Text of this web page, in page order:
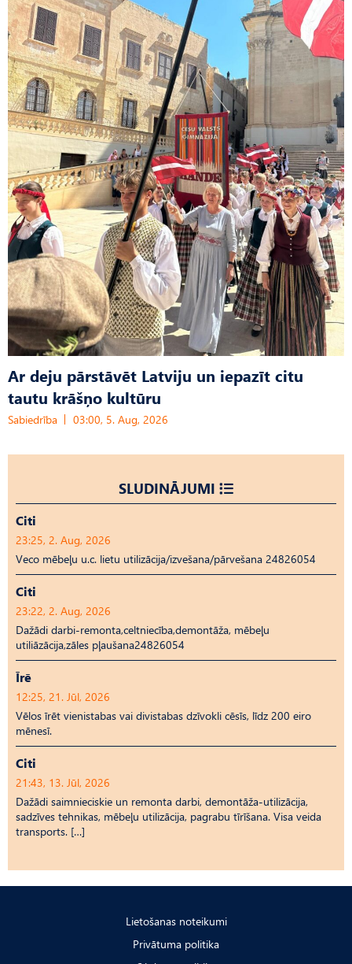
Ar deju pārstāvēt Latviju un iepazīt citu
tautu krāšņo kultūru
Sabiedrība 03:00, 5. Aug, 2026
SLUDINĀJUMI
Citi
23:25, 2. Aug, 2026
Veco mēbeļu u.c. lietu utilizācija/izvešana/pārvešana 24826054
Citi
23:22, 2. Aug, 2026
Dažādi darbi-remonta,celtniecība,demontāža, mēbeļu
utiliāzācija,zāles pļaušana24826054
Īrē
12:25, 21. Jūl, 2026
Vēlos īrēt vienistabas vai divistabas dzīvokli cēsīs, līdz 200 eiro
mēnesī.
Citi
21:43, 13. Jūl, 2026
Dažādi saimnieciskie un remonta darbi, demontāža-utilizācija,
sadzīves tehnikas, mēbeļu utilizācija, pagrabu tīrīšana. Visa veida
transports. […]
Lietošanas noteikumi
Privātuma politika